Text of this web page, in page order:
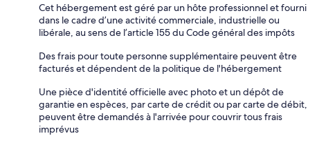
Cet hébergement est géré par un hôte professionnel et fourni
dans le cadre d’une activité commerciale, industrielle ou
libérale, au sens de l’article 155 du Code général des impôts
Des frais pour toute personne supplémentaire peuvent être
facturés et dépendent de la politique de l'hébergement
Une pièce d'identité officielle avec photo et un dépôt de
garantie en espèces, par carte de crédit ou par carte de débit,
peuvent être demandés à l'arrivée pour couvrir tous frais
imprévus